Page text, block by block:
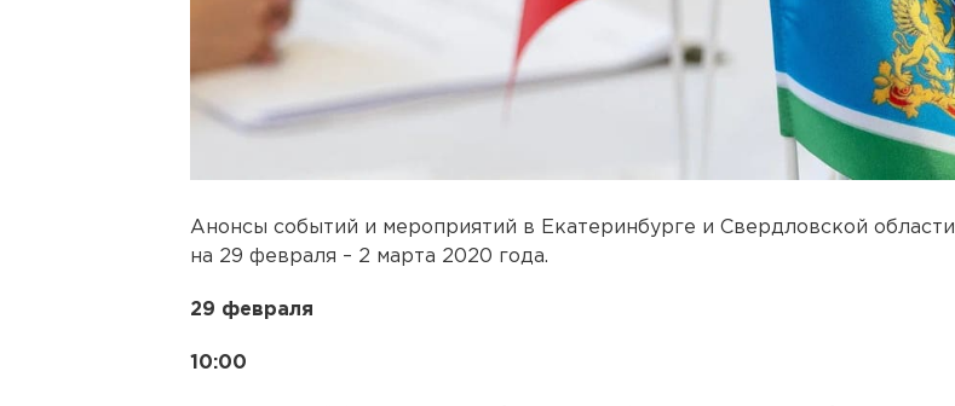
Анонсы событий и мероприятий в Екатеринбурге и Свердловской области
на 29 февраля – 2 марта 2020 года.
29 февраля
10:00